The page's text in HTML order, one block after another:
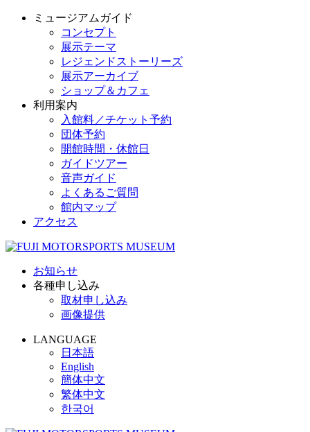
ミュージアムガイド
コンセプト
展示テーマ
レジェンドストーリーズ
展示アーカイブ
ショップ＆カフェ
利用案内
入館料／チケット予約
団体予約
開館時間・休館日
ガイドツアー
音声ガイド
よくあるご質問
館内マップ
アクセス
お知らせ
各種申し込み
取材申し込み
画像提供
LANGUAGE
日本語
English
簡体中文
繁体中文
한국어